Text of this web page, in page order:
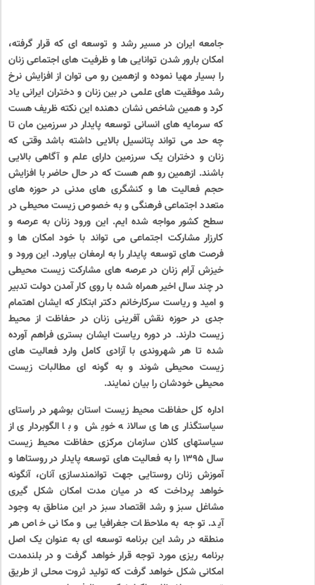
جامعه ایران در مسیر رشد و توسعه ای که قرار گرفته،
امکان بارور شدن توانایی ها و ظرفیت های اجتماعی زنان
را بسیار مهیا نموده و ازهمین رو می توان از افزایش نرخ
رشد موفقیت های علمی در بین زنان و دختران ایرانی یاد
کرد و همین شاخص نشان دهنده این نکته ظریف هست
که سرمایه های انسانی توسعه پایدار در سرزمین مان تا
چه حد می تواند پتانسیل بالایی داشته باشد وقتی که
زنان و دختران یک سرزمین دارای علم و آگاهی بالایی
باشند. ازهمین رو هم هست که در حال حاضر با افزایش
حجم فعالیت ها و کنشگری های مدنی در حوزه های
متعدد اجتماعی فرهنگی و به خصوص زیست محیطی در
سطح کشور مواجه شده ایم. این ورود زنان به عرصه و
کارزار مشارکت اجتماعی می تواند با خود امکان ها و
فرصت های توسعه پایدار را به ارمغان بیاورد. این ورود و
خیزش آرام زنان در عرصه های مشارکت زیست محیطی
در چند سال اخیر همراه شده با روی کار آمدن دولت تدبیر
و امید و ریاست سرکارخانم دکتر ابتکار که ایشان اهتمام
جدی در حوزه نقش آفرینی زنان در حفاظت از محیط
زیست دارند. در دوره ریاست ایشان بستری فراهم آورده
شده تا هر شهروندی با آزادی کامل وارد فعالیت های
زیست محیطی شوند و به گونه ای مطالبات زیست
محیطی خودشان را بیان نمایند.
اداره کل حفاظت محیط زیست استان بوشهر در راستای
سیاستگذاری های سالانه خویش و با الگوبرداری از
سیاستهای کلان سازمان مرکزی حفاظت محیط زیست
سال ۱۳۹۵ را به فعالیت های توسعه پایدار در روستاها و
آموزش زنان روستایی جهت توانمندسازی آنان، آنگونه
خواهد پرداخت که در میان مدت امکان شکل گیری
مشاغل سبز و رشد اقتصاد سبز در این مناطق به وجود
آید. توجه به ملاحظات جغرافیایی و مکانی خاص هر
منطقه در رشد این برنامه توسعه ای به عنوان یک اصل
برنامه ریزی مورد توجه قرار خواهد گرفت و در بلندمدت
امکانی شکل خواهد گرفت که تولید ثروت محلی از طریق